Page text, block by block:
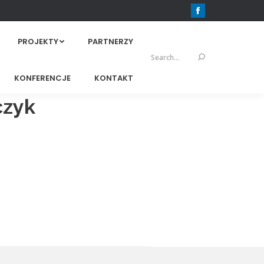
Facebook
PROJEKTY PARTNERZY
KONFERENCJE KONTAKT
Szukaj: